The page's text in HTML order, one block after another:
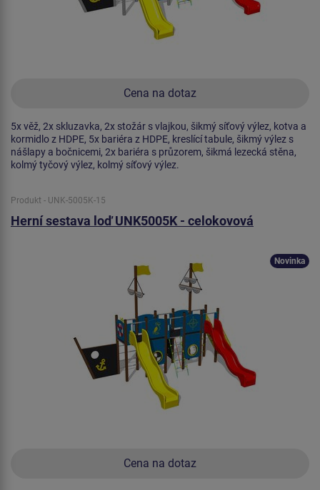
Cena na dotaz
5x věž, 2x skluzavka, 2x stožár s vlajkou, šikmý síťový výlez, kotva a
kormidlo z HDPE, 5x bariéra z HDPE, kreslící tabule, šikmý výlez s
nášlapy a bočnicemi, 2x bariéra s průzorem, šikmá lezecká stěna,
kolmý tyčový výlez, kolmý síťový výlez.
Produkt - UNK-5005K-15
Herní sestava loď UNK5005K - celokovová
Cena na dotaz
Novinka